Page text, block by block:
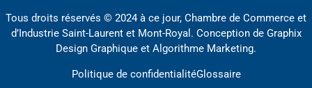
Tous droits réservés © 2024 à ce jour, Chambre de Commerce et
d’Industrie Saint-Laurent et Mont-Royal. Conception de Graphix
Design Graphique et Algorithme Marketing.
Politique de confidentialitéGlossaire